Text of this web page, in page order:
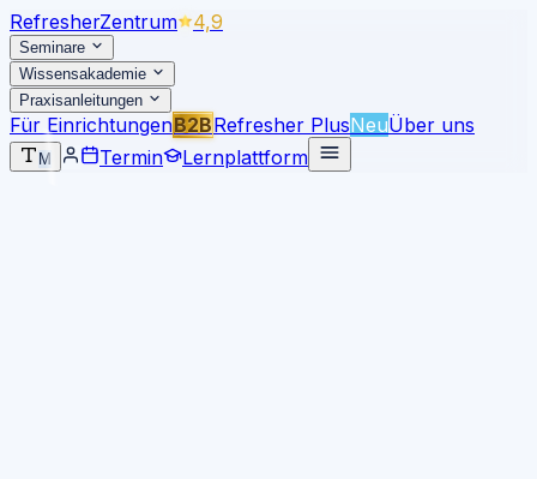
RefresherZentrum 4,9
Seminare
Wissensakademie
Praxisanleitungen
Für EinrichtungenB2BRefresher PlusNeuÜber uns
M Termin Lernplattform